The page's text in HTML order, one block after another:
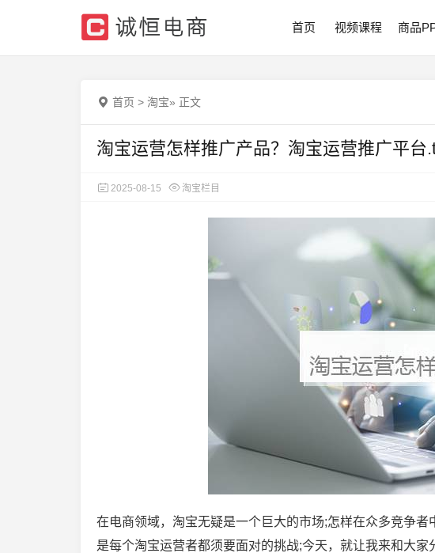
首页 视频课程 商品
首页 > 淘宝» 正文
淘宝运营怎样推广产品？淘宝运营推广平台
2025-08-15 淘宝栏目
在电商领域，淘宝无疑是一个巨大的市场;怎样在众多竞争者
是每个淘宝运营者都须要面对的挑战;今天，就让我来和大